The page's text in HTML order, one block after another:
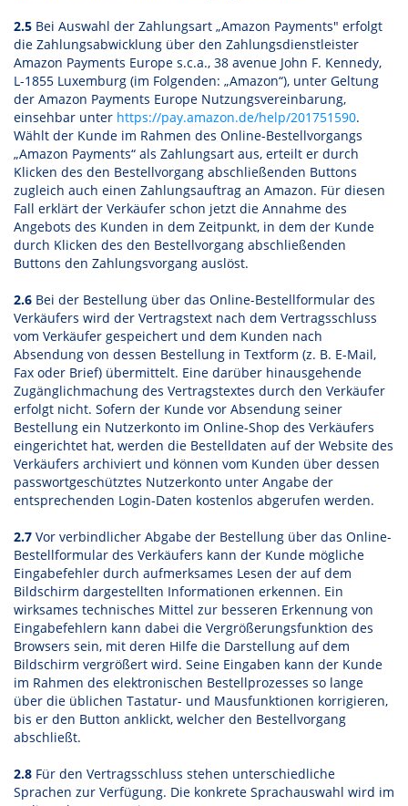
2.5 Bei Auswahl der Zahlungsart „Amazon Payments" erfolgt
die Zahlungsabwicklung über den Zahlungsdienstleister
Amazon Payments Europe s.c.a., 38 avenue John F. Kennedy,
L-1855 Luxemburg (im Folgenden: „Amazon“), unter Geltung
der Amazon Payments Europe Nutzungsvereinbarung,
einsehbar unter https://pay.amazon.de/help/201751590.
Wählt der Kunde im Rahmen des Online-Bestellvorgangs
„Amazon Payments“ als Zahlungsart aus, erteilt er durch
Klicken des den Bestellvorgang abschließenden Buttons
zugleich auch einen Zahlungsauftrag an Amazon. Für diesen
Fall erklärt der Verkäufer schon jetzt die Annahme des
Angebots des Kunden in dem Zeitpunkt, in dem der Kunde
durch Klicken des den Bestellvorgang abschließenden
Buttons den Zahlungsvorgang auslöst.
2.6 Bei der Bestellung über das Online-Bestellformular des
Verkäufers wird der Vertragstext nach dem Vertragsschluss
vom Verkäufer gespeichert und dem Kunden nach
Absendung von dessen Bestellung in Textform (z. B. E-Mail,
Fax oder Brief) übermittelt. Eine darüber hinausgehende
Zugänglichmachung des Vertragstextes durch den Verkäufer
erfolgt nicht. Sofern der Kunde vor Absendung seiner
Bestellung ein Nutzerkonto im Online-Shop des Verkäufers
eingerichtet hat, werden die Bestelldaten auf der Website des
Verkäufers archiviert und können vom Kunden über dessen
passwortgeschütztes Nutzerkonto unter Angabe der
entsprechenden Login-Daten kostenlos abgerufen werden.
2.7 Vor verbindlicher Abgabe der Bestellung über das Online-
Bestellformular des Verkäufers kann der Kunde mögliche
Eingabefehler durch aufmerksames Lesen der auf dem
Bildschirm dargestellten Informationen erkennen. Ein
wirksames technisches Mittel zur besseren Erkennung von
Eingabefehlern kann dabei die Vergrößerungsfunktion des
Browsers sein, mit deren Hilfe die Darstellung auf dem
Bildschirm vergrößert wird. Seine Eingaben kann der Kunde
im Rahmen des elektronischen Bestellprozesses so lange
über die üblichen Tastatur- und Mausfunktionen korrigieren,
bis er den Button anklickt, welcher den Bestellvorgang
abschließt.
2.8 Für den Vertragsschluss stehen unterschiedliche
Sprachen zur Verfügung. Die konkrete Sprachauswahl wird im